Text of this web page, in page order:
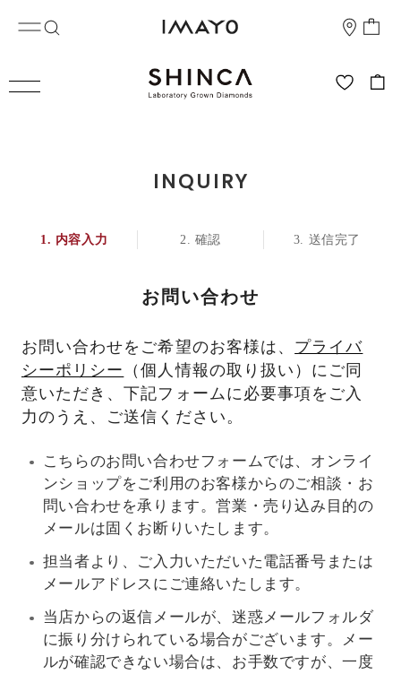
INQUIRY
内容入力 確認 送信完了
お問い合わせ
お問い合わせをご希望のお客様は、 プライバ
シーポリシー
（個人情報の取り扱い）にご同
意いただき、下記フォームに必要事項をご入
力のうえ、ご送信ください。
こちらのお問い合わせフォームでは、オンライ
ンショップをご利用のお客様からのご相談・お
問い合わせを承ります。営業・売り込み目的の
メールは固くお断りいたします。
担当者より、ご入力いただいた電話番号または
メールアドレスにご連絡いたします。
当店からの返信メールが、迷惑メールフォルダ
に振り分けられている場合がございます。メー
ルが確認できない場合は、お手数ですが、一度